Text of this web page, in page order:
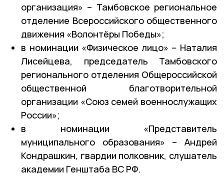
организация» – Тамбовское региональное
отделение Всероссийского общественного
движения «Волонтёры Победы»;
в номинации «Физическое лицо» – Наталия
Лисейцева, председатель Тамбовского
регионального отделения Общероссийской
общественной благотворительной
организации «Союз семей военнослужащих
России»;
в номинации «Представитель
муниципального образования» – Андрей
Кондрашкин, гвардии полковник, слушатель
академии Генштаба ВС РФ.